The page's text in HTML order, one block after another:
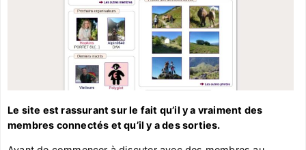
Le site est rassurant sur le fait qu’il y a vraiment des
membres connectés et qu’il y a des sorties.